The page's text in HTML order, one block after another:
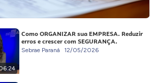
Como ORGANIZAR sua EMPRESA. Reduzir
erros e crescer com SEGURANÇA.
Sebrae Paraná 12/05/2026